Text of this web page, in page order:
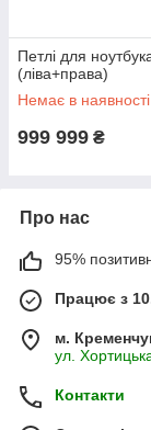
Петлі для
(ліва+права)
Немає в наявності
999 999 ₴
Про нас
95%
Працює з
м.
ул.
Контакти